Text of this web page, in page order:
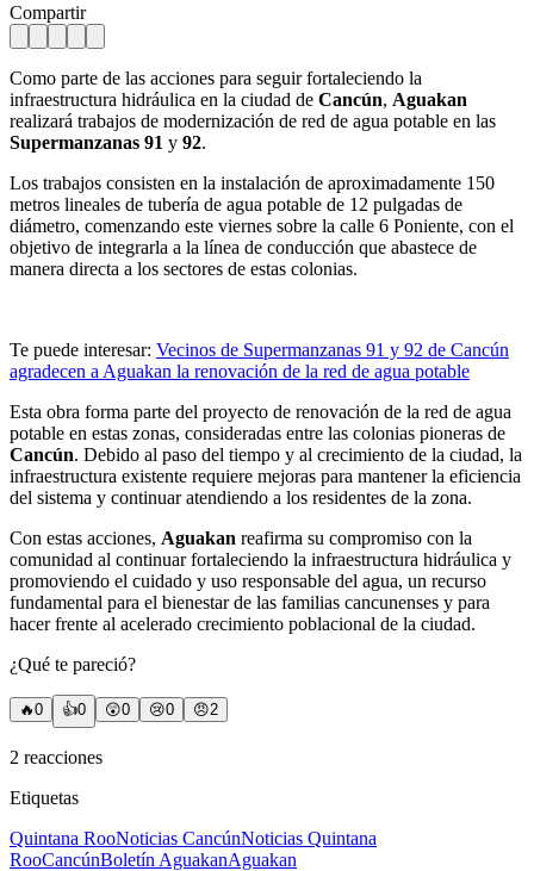
Compartir
Como parte de las acciones para seguir fortaleciendo la
infraestructura hidráulica en la ciudad de Cancún, Aguakan
realizará trabajos de modernización de red de agua potable en las
Supermanzanas 91 y 92.
Los trabajos consisten en la instalación de aproximadamente 150
metros lineales de tubería de agua potable de 12 pulgadas de
diámetro, comenzando este viernes sobre la calle 6 Poniente, con el
objetivo de integrarla a la línea de conducción que abastece de
manera directa a los sectores de estas colonias.
Te puede interesar: Vecinos de Supermanzanas 91 y 92 de Cancún
agradecen a Aguakan la renovación de la red de agua potable
Esta obra forma parte del proyecto de renovación de la red de agua
potable en estas zonas, consideradas entre las colonias pioneras de
Cancún. Debido al paso del tiempo y al crecimiento de la ciudad, la
infraestructura existente requiere mejoras para mantener la eficiencia
del sistema y continuar atendiendo a los residentes de la zona.
Con estas acciones, Aguakan reafirma su compromiso con la
comunidad al continuar fortaleciendo la infraestructura hidráulica y
promoviendo el cuidado y uso responsable del agua, un recurso
fundamental para el bienestar de las familias cancunenses y para
hacer frente al acelerado crecimiento poblacional de la ciudad.
¿Qué te pareció?
🔥0 👍0 😲0 😢0 😠2
2 reacciones
Etiquetas
Quintana RooNoticias CancúnNoticias Quintana
RooCancúnBoletín AguakanAguakan